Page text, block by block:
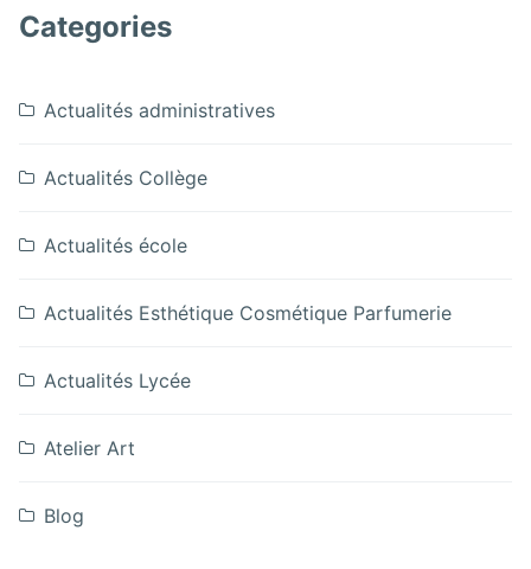
des
2025:
Musée
arts
Categories
Actualités administratives
Actualités Collège
Actualités école
Actualités Esthétique Cosmétique Parfumerie
Actualités Lycée
Atelier Art
Blog